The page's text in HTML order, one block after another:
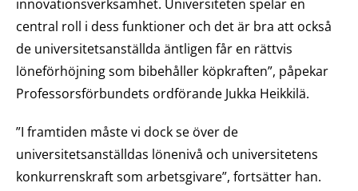
innovationsverksamhet. Universiteten spelar en
central roll i dess funktioner och det är bra att också
de universitetsanställda äntligen får en rättvis
löneförhöjning som bibehåller köpkraften”, påpekar
Professorsförbundets ordförande Jukka Heikkilä.
”I framtiden måste vi dock se över de
universitetsanställdas lönenivå och universitetens
konkurrenskraft som arbetsgivare”, fortsätter han.